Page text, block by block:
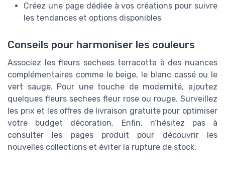
Créez une page dédiée à vos créations pour suivre
les tendances et options disponibles
Conseils pour harmoniser les couleurs
Associez les fleurs sechees terracotta à des nuances
complémentaires comme le beige, le blanc cassé ou le
vert sauge. Pour une touche de modernité, ajoutez
quelques fleurs sechees fleur rose ou rouge. Surveillez
les prix et les offres de livraison gratuite pour optimiser
votre budget décoration. Enfin, n’hésitez pas à
consulter les pages produit pour découvrir les
nouvelles collections et éviter la rupture de stock.